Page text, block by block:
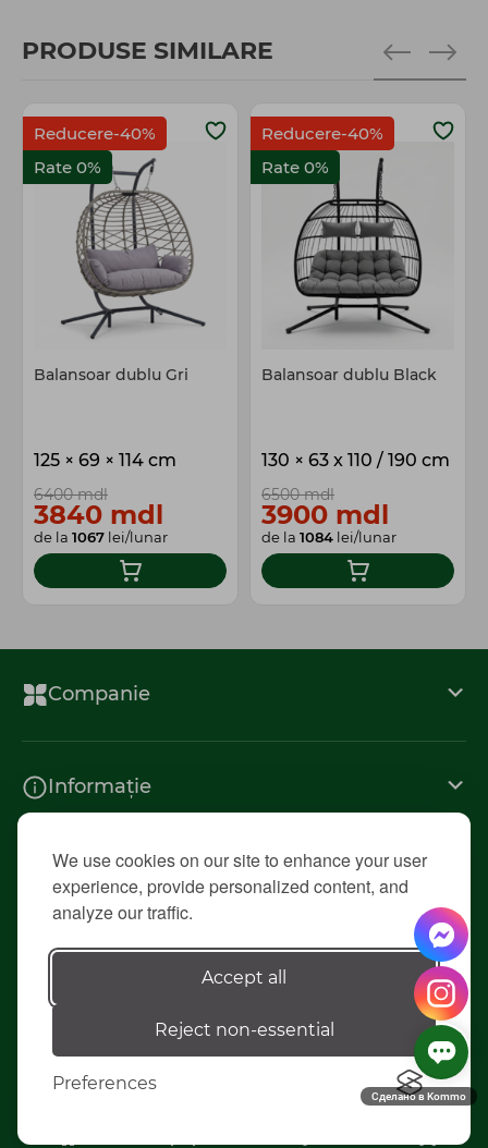
We use cookies on our site to enhance your user
experience, provide personalized content, and
analyze our traffic.
Accept all
Reject non-essential
Preferences
PRODUSE SIMILARE
Reducere-40%
Rate 0%
Balansoar dublu Gri
125 × 69 × 114 cm
6400 mdl
3840 mdl
de la 1067 lei/lunar
Reducere-40%
Rate 0%
Balansoar dublu Black
130 × 63 x 110 / 190 cm
6500 mdl
3900 mdl
de la 1084 lei/lunar
Companie
Informație
Contacte
© 2026 «Diolsem»
Elaborarea siteului - ilab.md
Сделано в Kommo